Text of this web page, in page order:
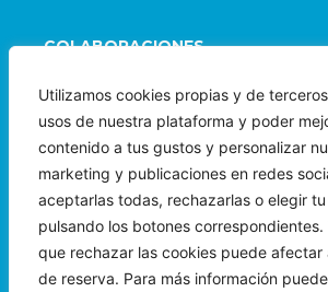
Utilizamos cookies propias y de
usos de nuestra plataforma y poder
contenido a tus gustos y personalizar
marketing y publicaciones en redes
aceptarlas todas, rechazarlas o elegir
pulsando los botones correspondientes.
que rechazar las cookies puede afectar
de reserva. Para más información
COLABORACIONES
Damos la bienvenida a
organizaciones e individuos
misión. Para evaluar posibles
wepartner@riubee.com